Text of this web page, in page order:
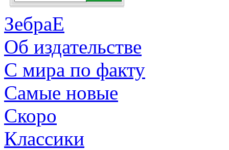
ЗебраЕ
Об издательстве
С мира по факту
Самые новые
Скоро
Классики